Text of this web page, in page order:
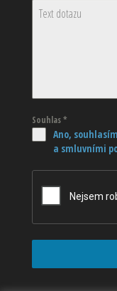
Souhlas*
Ano,
a smluvními